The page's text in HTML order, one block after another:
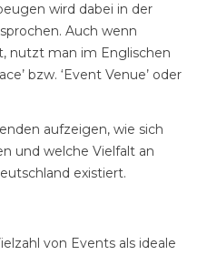
wird dabei in der
Auch wenn
nutzt man im Englischen
bzw. ‘Event Venue’ oder
aufzeigen, wie sich
und welche Vielfalt an
existiert.
von Events als ideale